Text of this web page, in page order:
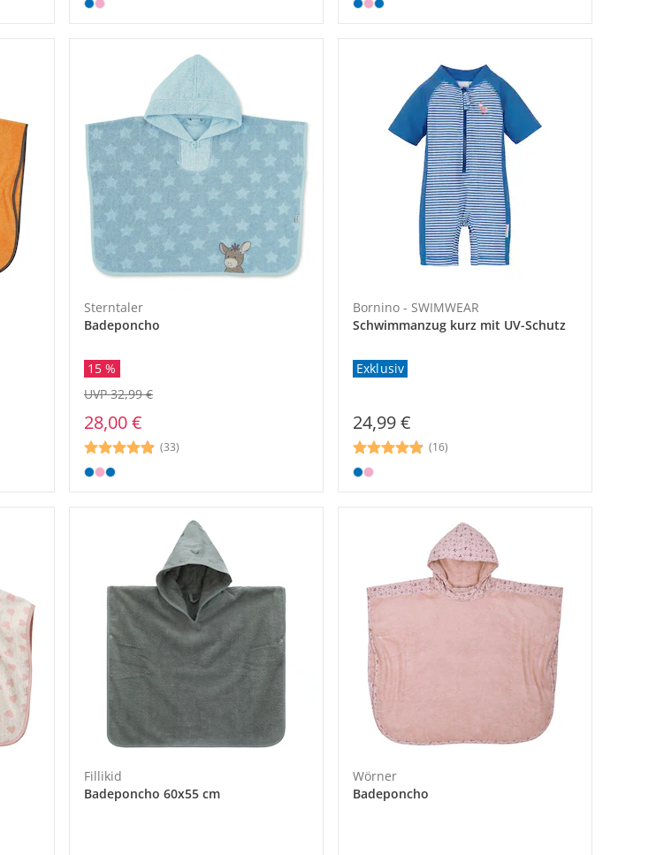
Sterntaler
Badeponcho
15 %
28,00 €
UVP 32,99 €
(33)
Bornino - SWIMWEAR
Schwimmanzug kurz mit UV-Schutz
Exklusiv
24,99 €
(16)
Fillikid
Badeponcho 60x55 cm
Wörner
Badeponcho